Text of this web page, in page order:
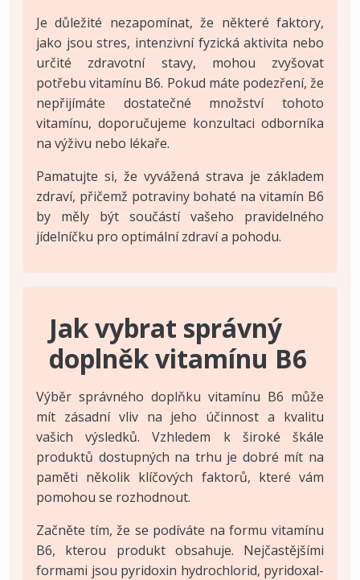
Je důležité nezapomínat, že některé faktory,
jako jsou stres, intenzivní fyzická aktivita nebo
určité zdravotní stavy, mohou zvyšovat
potřebu vitamínu B6. Pokud máte podezření, že
nepřijímáte dostatečné množství tohoto
vitamínu, doporučujeme konzultaci odborníka
na výživu nebo lékaře.
Pamatujte si, že vyvážená strava je základem
zdraví, přičemž potraviny bohaté na vitamín B6
by měly být součástí vašeho pravidelného
jídelníčku pro optimální zdraví a pohodu.
Jak vybrat správný
doplněk vitamínu B6
Výběr správného doplňku vitamínu B6 může
mít zásadní vliv na jeho účinnost a kvalitu
vašich výsledků. Vzhledem k široké škále
produktů dostupných na trhu je dobré mít na
paměti několik klíčových faktorů, které vám
pomohou se rozhodnout.
Začněte tím, že se podíváte na formu vitamínu
B6, kterou produkt obsahuje. Nejčastějšími
formami jsou pyridoxin hydrochlorid, pyridoxal-